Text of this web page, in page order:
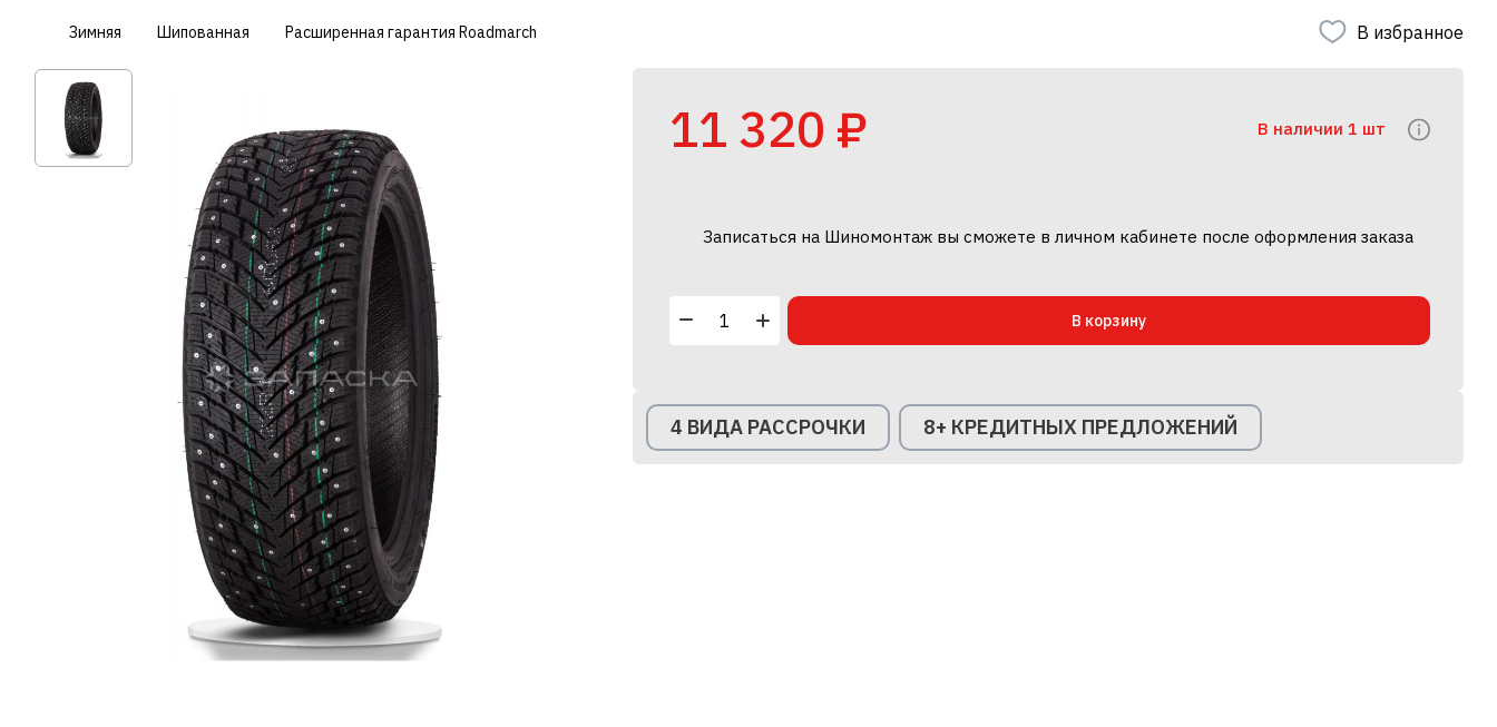
Зимняя Шипованная Расширенная гарантия Roadmarch В избранное
11 320 ₽ В наличии 1 шт
Записаться на Шиномонтаж вы сможете в личном кабинете после оформления заказа
В корзину
4 ВИДА РАССРОЧКИ 8+ КРЕДИТНЫХ ПРЕДЛОЖЕНИЙ